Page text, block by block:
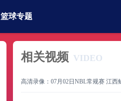
篮球专题
相关视频 VIDEO
高清录像：07月02日NBL常规赛 江西